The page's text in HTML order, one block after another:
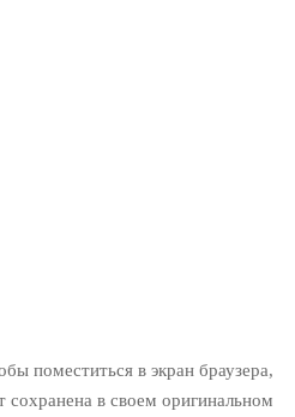
поместиться в экран браузера,
сохранена в своем оригинальном